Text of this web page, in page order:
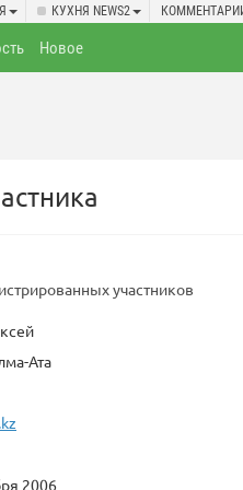
КУХНЯ NEWS2
Новое
участников
Ата
2006